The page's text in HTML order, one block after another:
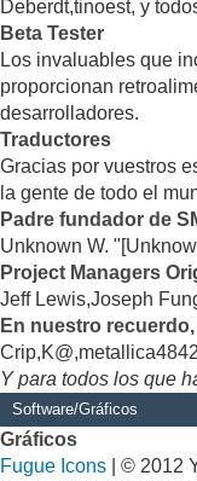
Deberdt,tinoest, y
Beta Tester
Los invaluables que
proporcionan
desarrolladores.
Traductores
Gracias por vuestros
la gente de todo el
Padre fundador de
Unknown W.
Project Managers
Jeff Lewis,Joseph
En nuestro
Y para todos los que
Software/Gráficos
Gráficos
Fugue Icons | © 2012